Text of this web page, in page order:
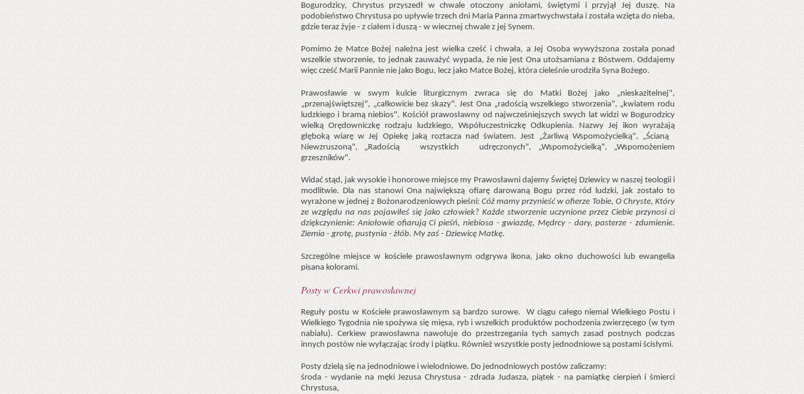
Bogurodzicy, Chrystus przyszedł w chwale otoczony aniołami, świętymi i przyjął Jej duszę. Na
podobieństwo Chrystusa po upływie trzech dni Maria Panna zmartwychwstała i została wzięta do nieba,
gdzie teraz żyje - z ciałem i duszą - w wiecznej chwale z jej Synem.
Pomimo że Matce Bożej należna jest wielka cześć i chwała, a Jej Osoba wywyższona została ponad
wszelkie stworzenie, to jednak zauważyć wypada, że nie jest Ona utożsamiana z Bóstwem. Oddajemy
więc cześć Marii Pannie nie jako Bogu, lecz jako Matce Bożej, która cieleśnie urodziła Syna Bożego.
Prawosławie w swym kulcie liturgicznym zwraca się do Matki Bożej jako „nieskazitelnej",
„przenajświętszej", „całkowicie bez skazy". Jest Ona „radością wszelkiego stworzenia", „kwiatem rodu
ludzkiego i bramą niebios". Kościół prawosławny od najwcześniejszych swych lat widzi w Bogurodzicy
wielką Orędowniczkę rodzaju ludzkiego, Współuczestniczkę Odkupienia. Nazwy Jej ikon wyrażają
głęboką wiarę w Jej Opiekę jaką roztacza nad światem. Jest „Żarliwą Wspomożycielką", „Ścianą
Niewzruszoną", „Radością wszystkich udręczonych", „Wspomożycielką", „Wspomożeniem
grzeszników".
Widać stąd, jak wysokie i honorowe miejsce my Prawosławni dajemy Świętej Dziewicy w naszej teologii i
modlitwie. Dla nas stanowi Ona największą ofiarę darowaną Bogu przez ród ludzki, jak zostało to
wyrażone w jednej z Bożonarodzeniowych pieśni: Cóż mamy przynieść w ofierze Tobie, O Chryste, Który
ze względu na nas pojawiłeś się jako człowiek? Każde stworzenie uczynione przez Ciebie przynosi ci
dziękczynienie: Aniołowie ofiarują Ci pieśń, niebiosa - gwiazdę, Mędrcy - dary, pasterze - zdumienie.
Ziemia - grotę, pustynia - żłób. My zaś - Dziewicę Matkę.
Szczególne miejsce w kościele prawosławnym odgrywa ikona, jako okno duchowości lub ewangelia
pisana kolorami.
Posty w Cerkwi prawosławnej
Reguły postu w Kościele prawosławnym są bardzo surowe. W ciągu całego niemal Wielkiego Postu i
Wielkiego Tygodnia nie spożywa się mięsa, ryb i wszelkich produktów pochodzenia zwierzęcego (w tym
nabiału). Cerkiew prawosławna nawołuje do przestrzegania tych samych zasad postnych podczas
innych postów nie wyłączając środy i piątku. Również wszystkie posty jednodniowe są postami ścisłymi.
Posty dzielą się na jednodniowe i wielodniowe. Do jednodniowych postów zaliczamy:
środa - wydanie na męki Jezusa Chrystusa - zdrada Judasza, piątek - na pamiątkę cierpień i śmierci
Chrystusa,